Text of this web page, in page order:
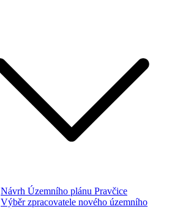
Návrh Územního plánu Pravčice
Výběr zpracovatele nového územního